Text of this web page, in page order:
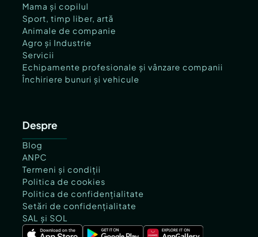
Mama și copilul
Sport, timp liber, artă
Animale de companie
Agro și Industrie
Servicii
Echipamente profesionale și vânzare companii
Închiriere bunuri și vehicule
Despre
Blog
ANPC
Termeni și condiții
Politica de cookies
Politica de confidențialitate
Setări de confidențialitate
SAL și SOL